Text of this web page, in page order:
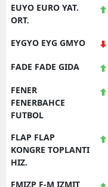
EUYO EURO YAT.
ORT.
EYGYO EYG GMYO
FADE FADE GIDA
FENER
FENERBAHCE
FUTBOL
FLAP FLAP
KONGRE TOPLANTI
HIZ.
FMIZP F-M IZMIT